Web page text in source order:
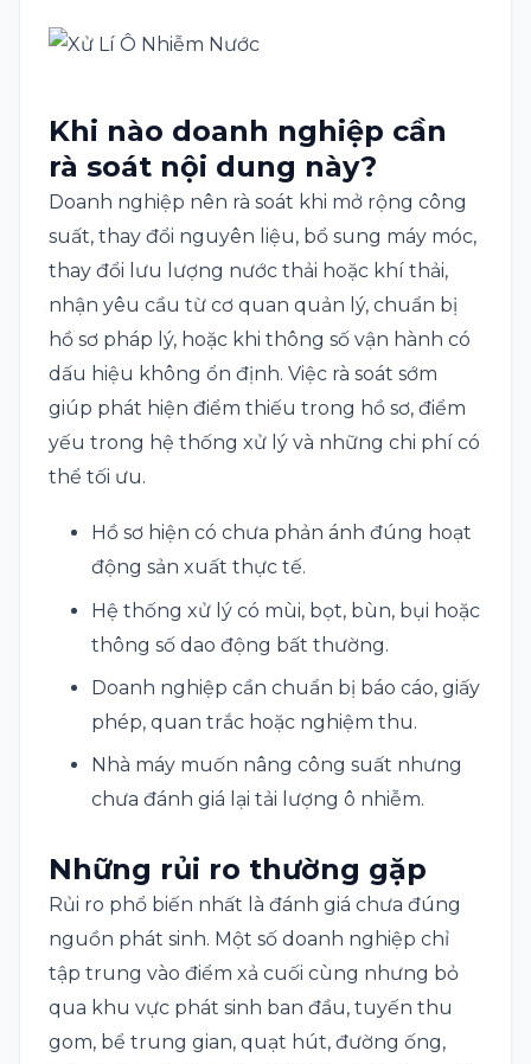
Khi nào doanh nghiệp cần
rà soát nội dung này?
Doanh nghiệp nên rà soát khi mở rộng công
suất, thay đổi nguyên liệu, bổ sung máy móc,
thay đổi lưu lượng nước thải hoặc khí thải,
nhận yêu cầu từ cơ quan quản lý, chuẩn bị
hồ sơ pháp lý, hoặc khi thông số vận hành có
dấu hiệu không ổn định. Việc rà soát sớm
giúp phát hiện điểm thiếu trong hồ sơ, điểm
yếu trong hệ thống xử lý và những chi phí có
thể tối ưu.
Hồ sơ hiện có chưa phản ánh đúng hoạt
động sản xuất thực tế.
Hệ thống xử lý có mùi, bọt, bùn, bụi hoặc
thông số dao động bất thường.
Doanh nghiệp cần chuẩn bị báo cáo, giấy
phép, quan trắc hoặc nghiệm thu.
Nhà máy muốn nâng công suất nhưng
chưa đánh giá lại tải lượng ô nhiễm.
Những rủi ro thường gặp
Rủi ro phổ biến nhất là đánh giá chưa đúng
nguồn phát sinh. Một số doanh nghiệp chỉ
tập trung vào điểm xả cuối cùng nhưng bỏ
qua khu vực phát sinh ban đầu, tuyến thu
gom, bể trung gian, quạt hút, đường ống,